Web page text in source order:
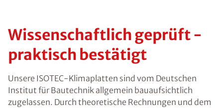
Wissenschaftlich geprüft -
praktisch bestätigt
Unsere ISOTEC-Klimaplatten sind vom Deutschen
Institut für Bautechnik allgemein bauaufsichtlich
zugelassen. Durch theoretische Rechnungen und dem